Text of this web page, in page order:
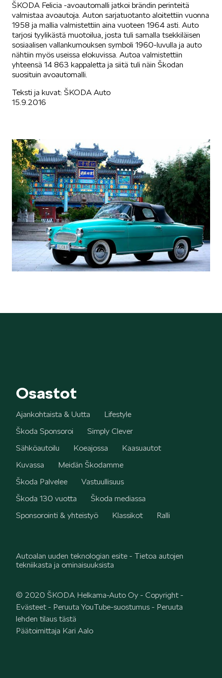
ŠKODA Felicia -avoautomalli jatkoi brändin perinteitä
valmistaa avoautoja. Auton sarjatuotanto aloitettiin vuonna
1958 ja mallia valmistettiin aina vuoteen 1964 asti. Auto
tarjosi tyylikästä muotoilua, josta tuli samalla tsekkiläisen
sosiaalisen vallankumouksen symboli 1960-luvulla ja auto
nähtiin myös useissa elokuvissa. Autoa valmistettiin
yhteensä 14 863 kappaletta ja siitä tuli näin Škodan
suosituin avoautomalli.
Teksti ja kuvat: ŠKODA Auto
15.9.2016
Osastot
Ajankohtaista & Uutta
Lifestyle
Škoda Sponsoroi
Simply Clever
Sähköautoilu
Koeajossa
Kaasuautot
Kuvassa
Meidän Škodamme
Škoda Palvelee
Vastuullisuus
Škoda 130 vuotta
Škoda mediassa
Sponsorointi & yhteistyö
Klassikot Ralli
Autoalan uuden teknologian esite - Tietoa autojen
tekniikasta ja ominaisuuksista
© 2020 ŠKODA Helkama-Auto Oy - Copyright-
Evästeet- Peruuta YouTube-suostumus - Peruuta
lehden tilaus tästä
Päätoimittaja Kari Aalo